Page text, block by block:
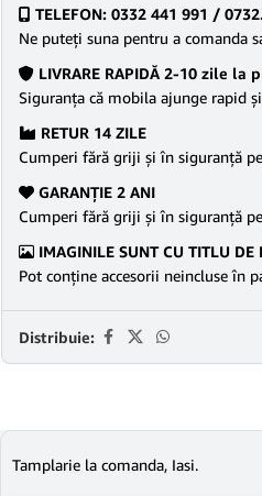
TELEFON: 0332 441 991 /
Ne puteţi suna pentru a comanda
LIVRARE RAPIDĂ 2-10 zile la
Siguranţa că mobila ajunge rapid
RETUR 14 ZILE
Cumperi fără griji şi în siguranţă
GARANŢIE 2 ANI
Cumperi fără griji şi în siguranţă
IMAGINILE SUNT CU TITLU DE
Pot conține accesorii neincluse în
Distribuie:
Tamplarie la comanda, Iasi.